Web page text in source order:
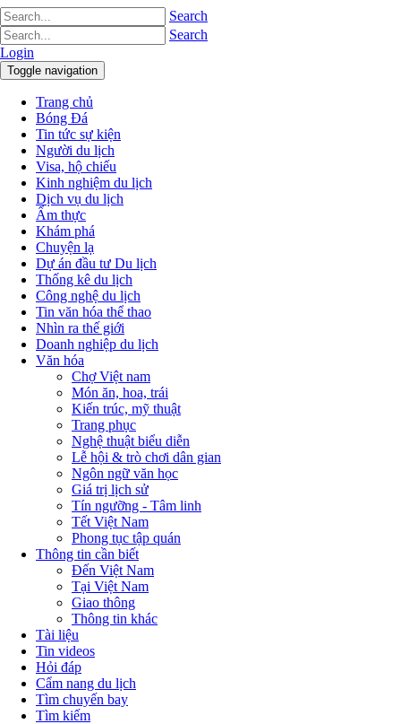
Search
Search
Login
Toggle navigation
Trang chủ
Bóng Đá
Tin tức sự kiện
Người du lịch
Visa, hộ chiếu
Kinh nghiệm du lịch
Dịch vụ du lịch
Ẩm thực
Khám phá
Chuyện lạ
Dự án đầu tư Du lịch
Thống kê du lịch
Công nghệ du lịch
Tin văn hóa thể thao
Nhìn ra thế giới
Doanh nghiệp du lịch
Văn hóa
Chợ Việt nam
Món ăn, hoa, trái
Kiến trúc, mỹ thuật
Trang phục
Nghệ thuật biểu diễn
Lễ hội & trò chơi dân gian
Ngôn ngữ văn học
Giá trị lịch sử
Tín ngưỡng - Tâm linh
Tết Việt Nam
Phong tục tập quán
Thông tin cần biết
Đến Việt Nam
Tại Việt Nam
Giao thông
Thông tin khác
Tài liệu
Tin videos
Hỏi đáp
Cẩm nang du lịch
Tìm chuyến bay
Tìm kiếm